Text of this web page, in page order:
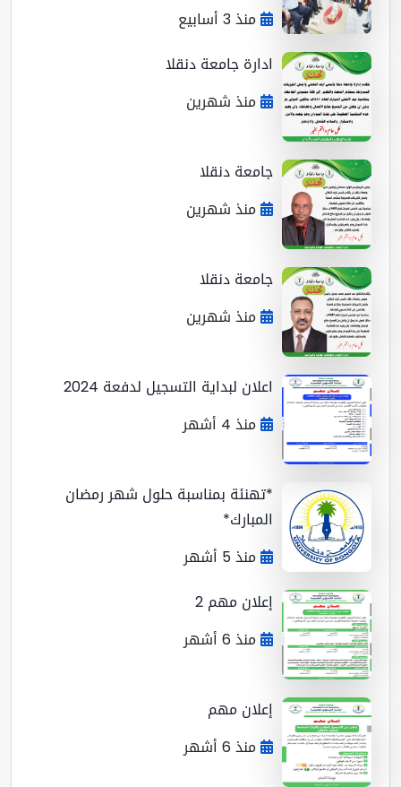
منذ 3 أسابيع
ادارة جامعة دنقلا
منذ شهرين
جامعة دنقلا
منذ شهرين
جامعة دنقلا
منذ شهرين
اعلان لبداية التسجيل لدفعة 2024
منذ 4 أشهر
*تهنئة بمناسبة حلول شهر رمضان
المبارك*
منذ 5 أشهر
إعلان مهم 2
منذ 6 أشهر
إعلان مهم
منذ 6 أشهر